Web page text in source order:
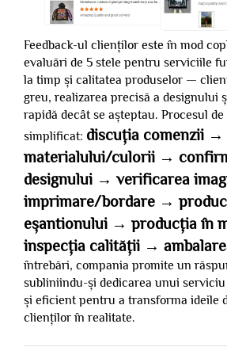
Feedback-ul clienților este în mod
evaluări de 5 stele pentru serviciile
la timp și calitatea produselor —
greu, realizarea precisă a designului
rapidă decât se așteptau. Procesul
simplificat: discuția comenzii →
materialului/culorii →
designului → verificarea
imprimare/bordare →
eșantionului → producția în
inspecția calității →
întrebări, compania promite un
subliniindu-și dedicarea unui
și eficient pentru a transforma ideile
clienților în realitate.